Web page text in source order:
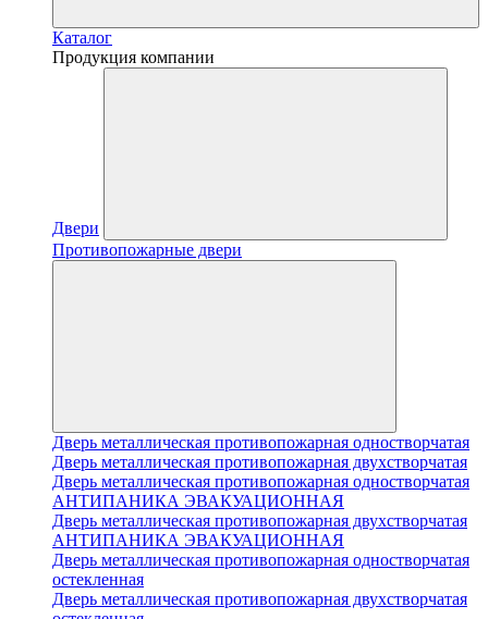
Каталог
Продукция компании
Двери
Противопожарные двери
Дверь металлическая противопожарная одностворчатая
Дверь металлическая противопожарная двухстворчатая
Дверь металлическая противопожарная одностворчатая
АНТИПАНИКА ЭВАКУАЦИОННАЯ
Дверь металлическая противопожарная двухстворчатая
АНТИПАНИКА ЭВАКУАЦИОННАЯ
Дверь металлическая противопожарная одностворчатая
остекленная
Дверь металлическая противопожарная двухстворчатая